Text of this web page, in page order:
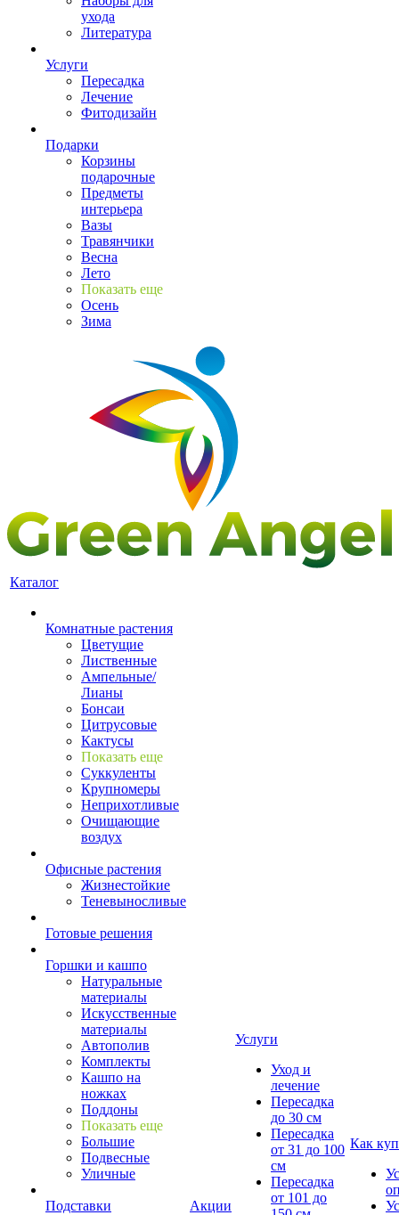
ухода
Литература
Услуги
Пересадка
Лечение
Фитодизайн
Подарки
Корзины
подарочные
Предметы
интерьера
Вазы
Травянчики
Весна
Лето
Показать еще
Осень
Зима
Каталог
Комнатные растения
Цветущие
Лиственные
Ампельные/
Лианы
Бонсаи
Цитрусовые
Кактусы
Показать еще
Суккуленты
Крупномеры
Неприхотливые
Очищающие
воздух
Офисные растения
Жизнестойкие
Теневыносливые
Готовые решения
Горшки и кашпо
Натуральные
материалы
Искусственные
материалы
Автополив
Комплекты
Кашпо на
ножках
Поддоны
Показать еще
Большие
Подвесные
Уличные
Подставки
Акции
Услуги
Уход и
лечение
Пересадка
до 30 см
Пересадка
от 31 до 100
см
Пересадка
от 101 до
Как